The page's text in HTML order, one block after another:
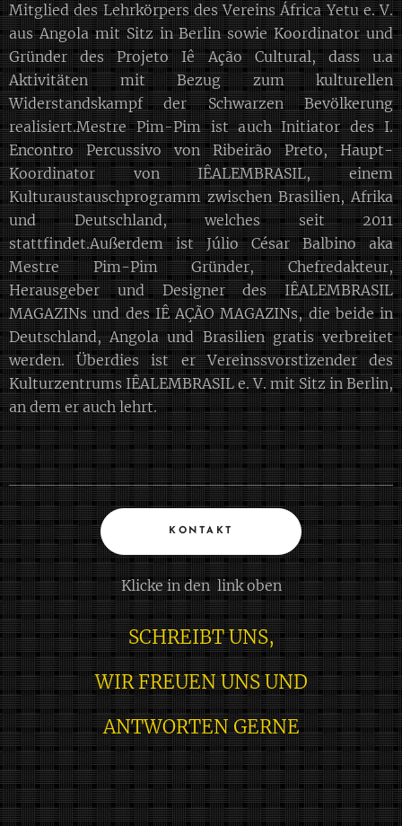
Mitglied des Lehrkörpers des Vereins África Yetu e. V.
aus Angola mit Sitz in Berlin sowie Koordinator und
Gründer des Projeto Iê Ação Cultural, dass u.a
Aktivitäten mit Bezug zum kulturellen
Widerstandskampf der Schwarzen Bevölkerung
realisiert.Mestre Pim-Pim ist auch Initiator des I.
Encontro Percussivo von Ribeirão Preto, Haupt-
Koordinator von IÊALEMBRASIL, einem
Kulturaustauschprogramm zwischen Brasilien, Afrika
und Deutschland, welches seit 2011
stattfindet.Außerdem ist Júlio César Balbino aka
Mestre Pim-Pim Gründer, Chefredakteur,
Herausgeber und Designer des IÊALEMBRASIL
MAGAZINs und des IÊ AÇÃO MAGAZINs, die beide in
Deutschland, Angola und Brasilien gratis verbreitet
werden. Überdies ist er Vereinssvorstizender des
Kulturzentrums IÊALEMBRASIL e. V. mit Sitz in Berlin,
an dem er auch lehrt.
KONTAKT
Klicke in den link oben
SCHREIBT UNS,
WIR FREUEN UNS UND
ANTWORTEN GERNE